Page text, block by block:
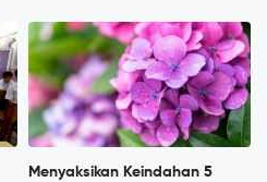
Menyaksikan Keindahan 5